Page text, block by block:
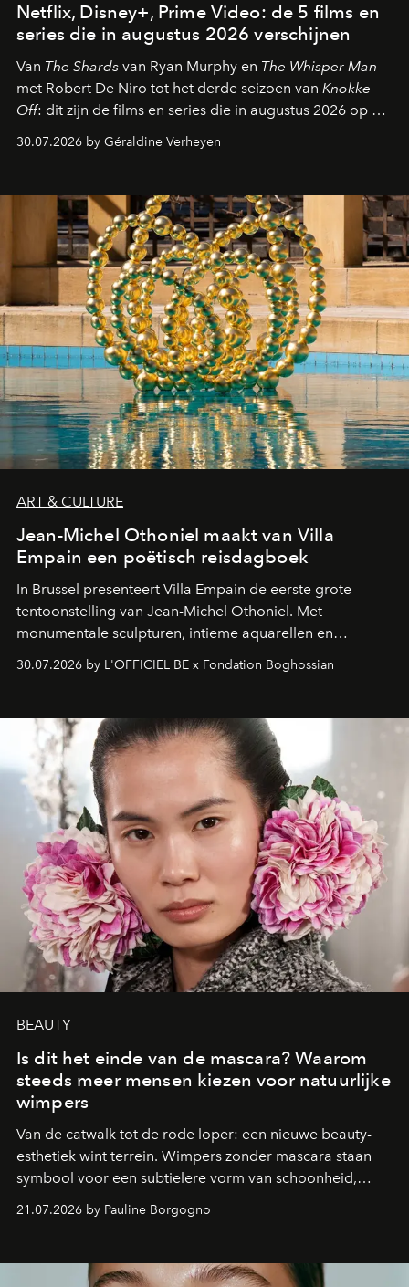
Netflix, Disney+, Prime Video: de 5 films en
series die in augustus 2026 verschijnen
Van The Shards van Ryan Murphy en The Whisper Man
met Robert De Niro tot het derde seizoen van Knokke
Off: dit zijn de films en series die in augustus 2026 op de
streamingplatformen verschijnen.
30.07.2026 by Géraldine Verheyen
ART & CULTURE
Jean-Michel Othoniel maakt van Villa
Empain een poëtisch reisdagboek
In Brussel presenteert Villa Empain de eerste grote
tentoonstelling van Jean-Michel Othoniel. Met
monumentale sculpturen, intieme aquarellen en
fonkelend Murano-glas creëert de Franse kunstenaar
een emotionele reis waarin elk werk de herinnering
moment van verwondering.
30.07.2026 by L'OFFICIEL BE x Fondation Boghossian
BEAUTY
Is dit het einde van de mascara? Waarom
steeds meer mensen kiezen voor natuurlijke
wimpers
Van de catwalk tot de rode loper: een nieuwe beauty-
esthetiek wint terrein. Wimpers zonder mascara staan
symbool voor een subtielere vorm van schoonheid,
waarin zelfvertrouwen belangrijker is dan een overvloed
aan make-up.
21.07.2026 by Pauline Borgogno